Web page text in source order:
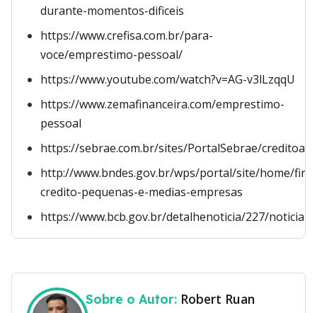
durante-momentos-dificeis
https://www.crefisa.com.br/para-
voce/emprestimo-pessoal/
https://www.youtube.com/watch?v=AG-v3lLzqqU
https://www.zemafinanceira.com/emprestimo-
pessoal
https://sebrae.com.br/sites/PortalSebrae/
http://www.bndes.gov.br/wps/portal/site/home/
credito-pequenas-e-medias-empresas
https://www.bcb.gov.br/detalhenoticia/227/noticia
Sobre o Autor: Robert Ruan